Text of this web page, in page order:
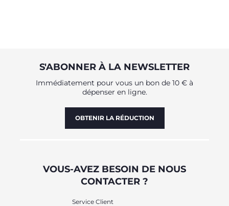
S'ABONNER À LA NEWSLETTER
Immédiatement pour vous un bon de 10 € à
dépenser en ligne.
OBTENIR LA RÉDUCTION
VOUS-AVEZ BESOIN DE NOUS
CONTACTER ?
Service Client